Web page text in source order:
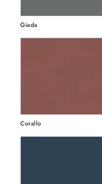
Giada
Corallo